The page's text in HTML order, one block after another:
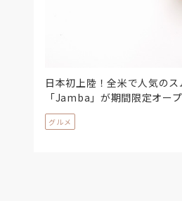
日本初上陸！全米で人気の
「Jamba」が期間限定オー
グルメ